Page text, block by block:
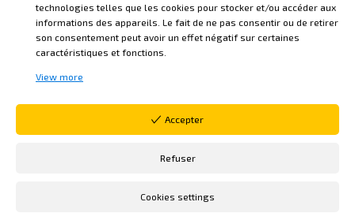
reflexión filosófica, práctica mística e
intercambios fraternos.
Aquí cada uno avanza a su propio ritmo, según
sus aspiraciones y posibilidades, en un entorno
solidario donde el aprendizaje se produce tanto
necesidad de explorar valores universales y
technologies telles que les cookies pour stocker et/ou accéder aux
informations des appareils. Le fait de ne pas consentir ou de retirer
son consentement peut avoir un effet négatif sur certaines
caractéristiques et fonctions.
View more
Cookies settings
Accepter
Refuser